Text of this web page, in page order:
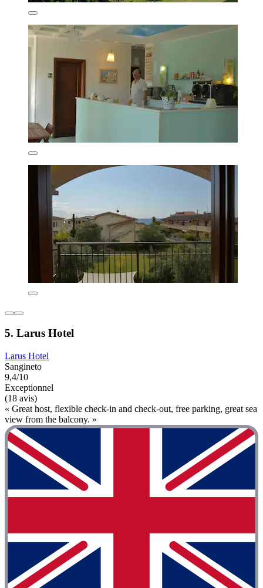
5. Larus Hotel
Larus Hotel
Sangineto
9,4/10
Exceptionnel
(18 avis)
« Great host, flexible check-in and check-out, free parking, great sea
view from the balcony. »